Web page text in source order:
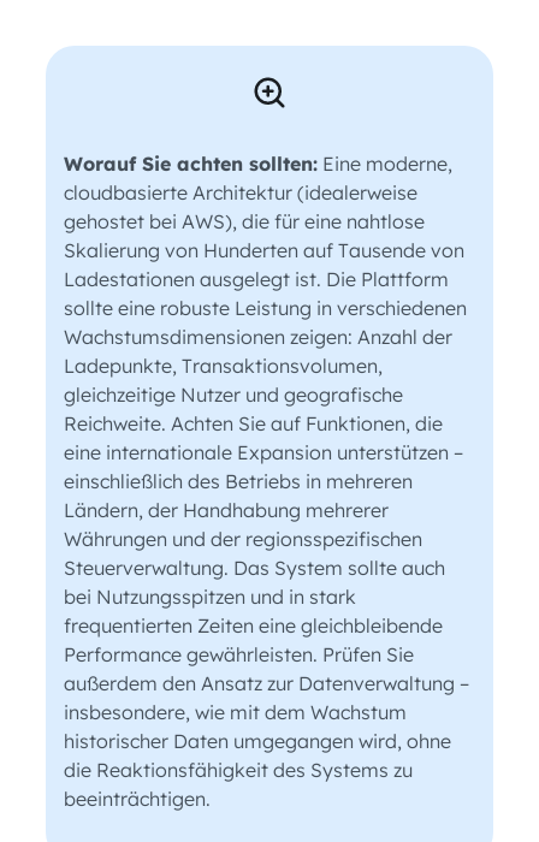
Worauf Sie achten sollten: Eine moderne,
cloudbasierte Architektur (idealerweise
gehostet bei AWS), die für eine nahtlose
Skalierung von Hunderten auf Tausende von
Ladestationen ausgelegt ist. Die Plattform
sollte eine robuste Leistung in verschiedenen
Wachstumsdimensionen zeigen: Anzahl der
Ladepunkte, Transaktionsvolumen,
gleichzeitige Nutzer und geografische
Reichweite. Achten Sie auf Funktionen, die
eine internationale Expansion unterstützen –
einschließlich des Betriebs in mehreren
Ländern, der Handhabung mehrerer
Währungen und der regionsspezifischen
Steuerverwaltung. Das System sollte auch
bei Nutzungsspitzen und in stark
frequentierten Zeiten eine gleichbleibende
Performance gewährleisten. Prüfen Sie
außerdem den Ansatz zur Datenverwaltung –
insbesondere, wie mit dem Wachstum
historischer Daten umgegangen wird, ohne
die Reaktionsfähigkeit des Systems zu
beeinträchtigen.